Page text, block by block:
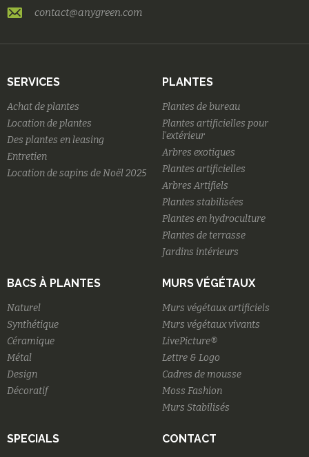
contact@anygreen.com
SERVICES
Achat de plantes
Location de plantes
Des plantes en leasing
Entretien
Location de sapins de Noël 2025
PLANTES
Plantes de bureau
Plantes artificielles pour
l'extérieur
Arbres exotiques
Plantes artificielles
Arbres Artifiels
Plantes stabilisées
Plantes en hydroculture
Plantes de terrasse
Jardins intérieurs
BACS À PLANTES
Naturel
Synthétique
Céramique
Métal
Design
Décoratif
MURS VÉGÉTAUX
Murs végétaux artificiels
Murs végétaux vivants
LivePicture®
Lettre & Logo
Cadres de mousse
Moss Fashion
Murs Stabilisés
SPECIALS CONTACT